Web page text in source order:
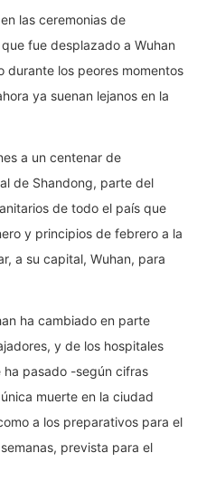
las ceremonias de
fue desplazado a Wuhan
durante los peores momentos
ya suenan lejanos en la
a un centenar de
de Shandong, parte del
de todo el país que
y principios de febrero a la
a su capital, Wuhan, para
ha cambiado en parte
y de los hospitales
pasado -según cifras
muerte en la ciudad
a los preparativos para el
prevista para el